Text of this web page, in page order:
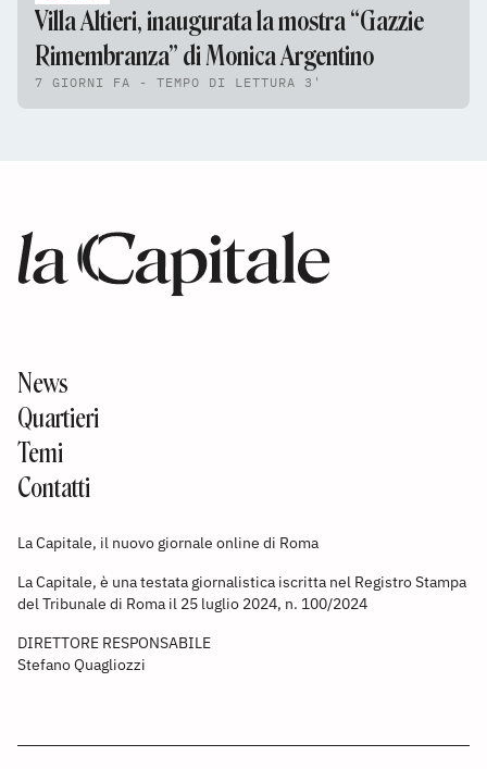
Villa Altieri, inaugurata la mostra “Gazzie
Rimembranza” di Monica Argentino
7 GIORNI FA - TEMPO DI LETTURA 3'
News
Quartieri
Temi
Contatti
La Capitale, il nuovo giornale online di Roma
La Capitale, è una testata giornalistica iscritta nel Registro Stampa
del Tribunale di Roma il 25 luglio 2024, n. 100/2024
DIRETTORE RESPONSABILE
Stefano Quagliozzi